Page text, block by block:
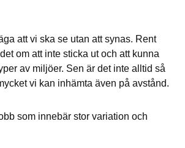
att vi ska se utan att synas. Rent
om att inte sticka ut och att kunna
av miljöer. Sen är det inte alltid så
vi kan inhämta även på avstånd.
som innebär stor variation och